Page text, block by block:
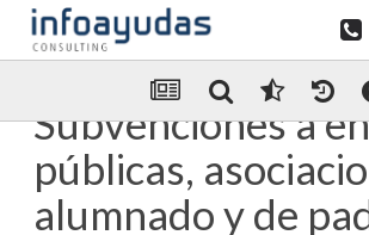
Enviar Por email
Subvenciones a
públicas,
alumnado y de